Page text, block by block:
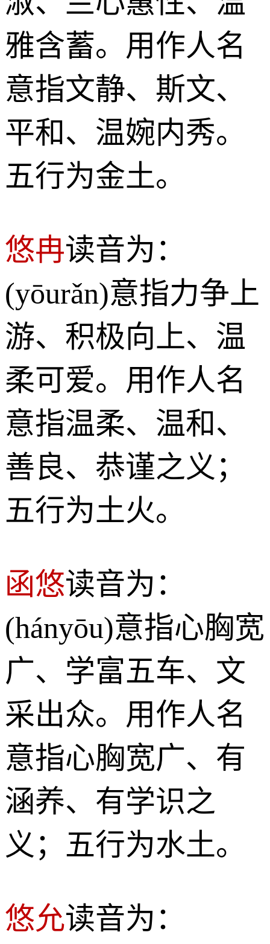
雅含蓄。用作人名
意指文静、斯文、
平和、温婉内秀。
五行为金土。
悠冉读音为：
(yōurǎn)意指力争上
游、积极向上、温
柔可爱。用作人名
意指温柔、温和、
善良、恭谨之义；
五行为土火。
函悠读音为：
(hányōu)意指心胸宽
广、学富五车、文
采出众。用作人名
意指心胸宽广、有
涵养、有学识之
义；五行为水土。
悠允读音为：